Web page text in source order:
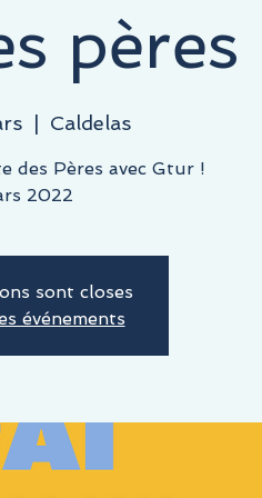
pères
  |
Caldelas
des Pères avec Gtur !
2022
sont closes
événements